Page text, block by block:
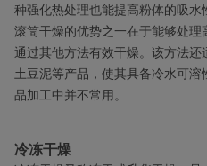
种强化热处理也能提高粉体的吸水
滚筒干燥的优势之一在于能够处
通过其他方法有效干燥。该方法
土豆泥等产品，使其具备冷水可
品加工中并不常用。
冷冻干燥